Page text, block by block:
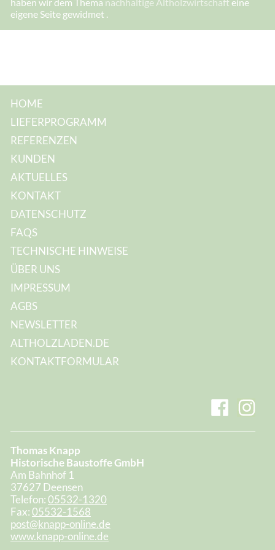
h
r
eigene Seite gewidmet .
HOME
LIEFERPROGRAMM
REFERENZEN
KUNDEN
AKTUELLES
KONTAKT
DATENSCHUTZ
FAQS
TECHNISCHE HINWEISE
ÜBER UNS
IMPRESSUM
AGBS
NEWSLETTER
ALTHOLZLADEN.DE
KONTAKTFORMULAR
Thomas Knapp
Historische Baustoffe GmbH
Am Bahnhof 1
37627 Deensen
Telefon:05532-1320
Fax:05532-1568
post@knapp-online.de
www.knapp-online.de